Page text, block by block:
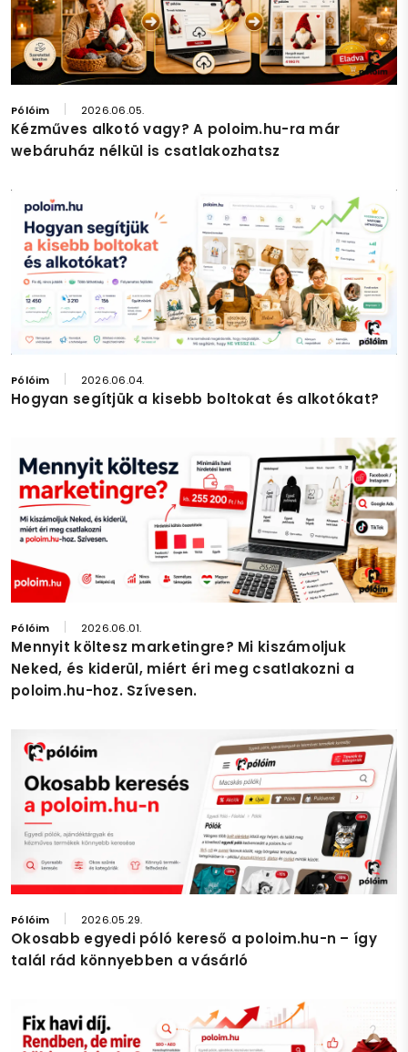
Pólóim 2026.06.05.
Kézműves alkotó vagy? A poloim.hu-ra már
webáruház nélkül is csatlakozhatsz
Pólóim 2026.06.04.
Hogyan segítjük a kisebb boltokat és alkotókat?
Pólóim 2026.06.01.
Mennyit költesz marketingre? Mi kiszámoljuk
Neked, és kiderül, miért éri meg csatlakozni a
poloim.hu-hoz. Szívesen.
Pólóim 2026.05.29.
Okosabb egyedi póló kereső a poloim.hu-n – így
talál rád könnyebben a vásárló